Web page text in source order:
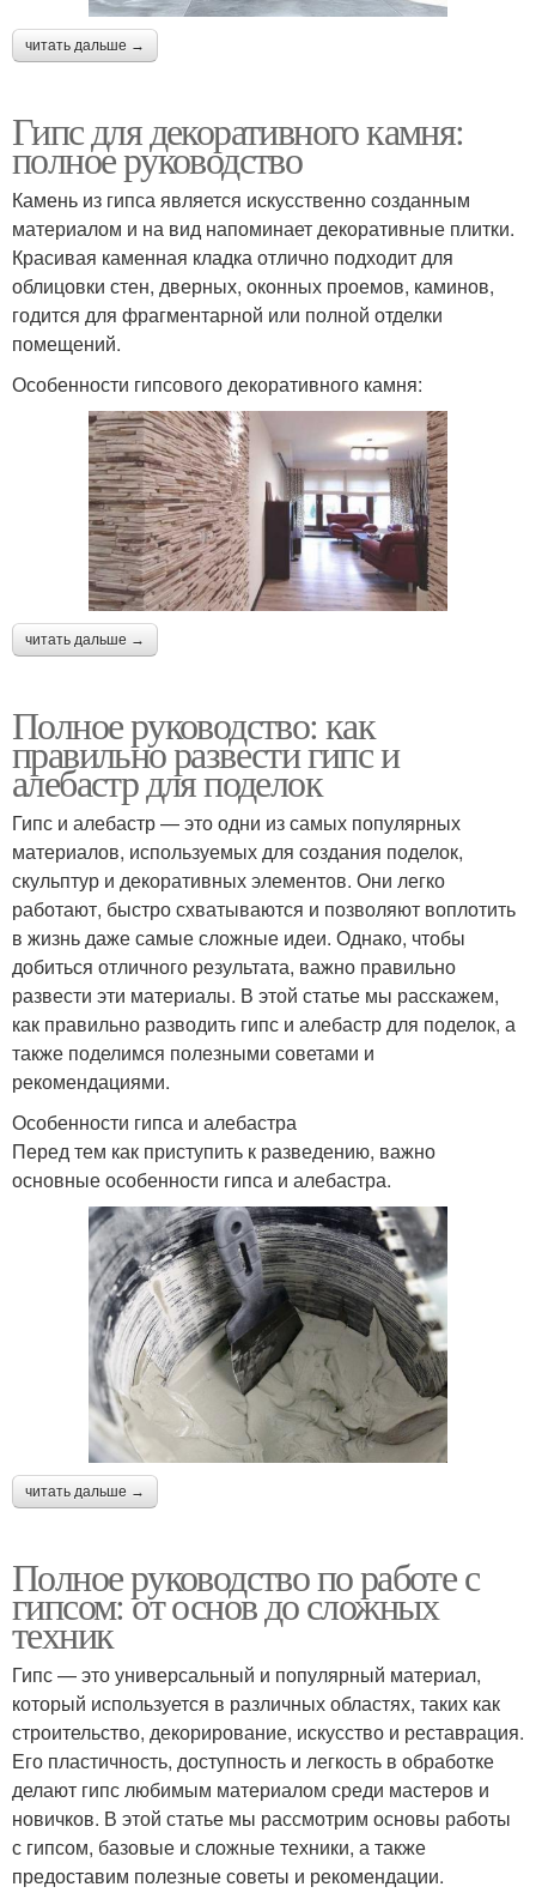
читать дальше →
Гипс для декоративного камня:
полное руководство
Камень из гипса является искусственно созданным
материалом и на вид напоминает декоративные плитки.
Красивая каменная кладка отлично подходит для
облицовки стен, дверных, оконных проемов, каминов,
годится для фрагментарной или полной отделки
помещений.
Особенности гипсового декоративного камня:
читать дальше →
Полное руководство: как
правильно развести гипс и
алебастр для поделок
Гипс и алебастр — это одни из самых популярных
материалов, используемых для создания поделок,
скульптур и декоративных элементов. Они легко
работают, быстро схватываются и позволяют воплотить
в жизнь даже самые сложные идеи. Однако, чтобы
добиться отличного результата, важно правильно
развести эти материалы. В этой статье мы расскажем,
как правильно разводить гипс и алебастр для поделок, а
также поделимся полезными советами и
рекомендациями.
Особенности гипса и алебастра
Перед тем как приступить к разведению, важно
основные особенности гипса и алебастра.
читать дальше →
Полное руководство по работе с
гипсом: от основ до сложных
техник
Гипс — это универсальный и популярный материал,
который используется в различных областях, таких как
строительство, декорирование, искусство и реставрация.
Его пластичность, доступность и легкость в обработке
делают гипс любимым материалом среди мастеров и
новичков. В этой статье мы рассмотрим основы работы
с гипсом, базовые и сложные техники, а также
предоставим полезные советы и рекомендации.